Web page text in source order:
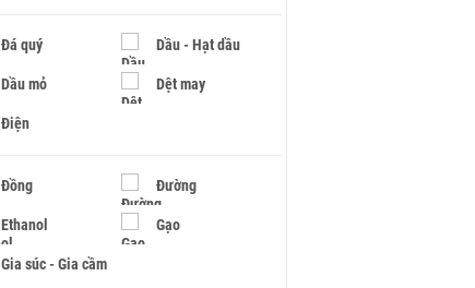
Đá quý Dầu - Hạt dầu
Dầu mỏ Dệt may
Điện
Đồng Đường
Ethanol Gạo
Gia súc - Gia cầm